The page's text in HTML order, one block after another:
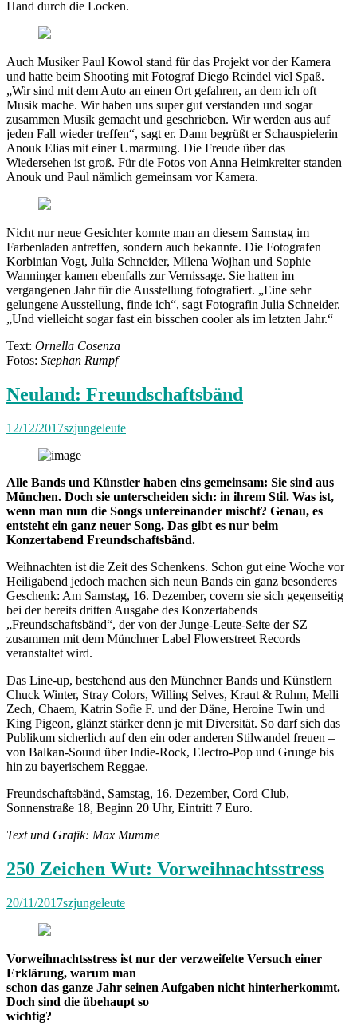
Hand durch die Locken.
Auch Musiker Paul Kowol stand für das Projekt vor der Kamera
und hatte beim Shooting mit Fotograf Diego Reindel viel Spaß.
„Wir sind mit dem Auto an einen Ort gefahren, an dem ich oft
Musik mache. Wir haben uns super gut verstanden und sogar
zusammen Musik gemacht und geschrieben. Wir werden aus auf
jeden Fall wieder treffen“, sagt er. Dann begrüßt er Schauspielerin
Anouk Elias mit einer Umarmung. Die Freude über das
Wiedersehen ist groß. Für die Fotos von Anna Heimkreiter standen
Anouk und Paul nämlich gemeinsam vor Kamera.
Nicht nur neue Gesichter konnte man an diesem Samstag im
Farbenladen antreffen, sondern auch bekannte. Die Fotografen
Korbinian Vogt, Julia Schneider, Milena Wojhan und Sophie
Wanninger kamen ebenfalls zur Vernissage. Sie hatten im
vergangenen Jahr für die Ausstellung fotografiert. „Eine sehr
gelungene Ausstellung, finde ich“, sagt Fotografin Julia Schneider.
„Und vielleicht sogar fast ein bisschen cooler als im letzten Jahr.“
Text: Ornella Cosenza
Fotos: Stephan Rumpf
Neuland: Freundschaftsbänd
12/12/2017szjungeleute
Alle Bands und Künstler haben eins gemeinsam: Sie sind aus
München. Doch sie unterscheiden sich: in ihrem Stil. Was ist,
wenn man nun die Songs untereinander mischt? Genau, es
entsteht ein ganz neuer Song. Das gibt es nur beim
Konzertabend Freundschaftsbänd.
Weihnachten ist die Zeit des Schenkens. Schon gut eine Woche vor
Heiligabend jedoch machen sich neun Bands ein ganz besonderes
Geschenk: Am Samstag, 16. Dezember, covern sie sich gegenseitig
bei der bereits dritten Ausgabe des Konzertabends
„Freundschaftsbänd“, der von der Junge-Leute-Seite der SZ
zusammen mit dem Münchner Label Flowerstreet Records
veranstaltet wird.
Das Line-up, bestehend aus den Münchner Bands und Künstlern
Chuck Winter, Stray Colors, Willing Selves, Kraut & Ruhm, Melli
Zech, Chaem, Katrin Sofie F. und der Däne, Heroine Twin und
King Pigeon, glänzt stärker denn je mit Diversität. So darf sich das
Publikum sicherlich auf den ein oder anderen Stilwandel freuen –
von Balkan-Sound über Indie-Rock, Electro-Pop und Grunge bis
hin zu bayerischem Reggae.
Freundschaftsbänd, Samstag, 16. Dezember, Cord Club,
Sonnenstraße 18, Beginn 20 Uhr, Eintritt 7 Euro.
Text und Grafik: Max Mumme
250 Zeichen Wut: Vorweihnachtsstress
20/11/2017szjungeleute
Vorweihnachtsstress ist nur der verzweifelte Versuch einer
Erklärung, warum man
schon das ganze Jahr seinen Aufgaben nicht hinterherkommt.
Doch sind die übehaupt so
wichtig?